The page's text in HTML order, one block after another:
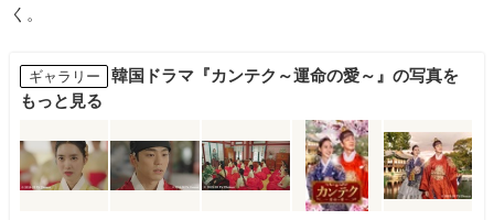
く。
ギャラリー
韓国ドラマ『カンテク～運命の愛～』の写真を
もっと見る